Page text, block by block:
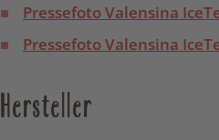
Pressefoto Valensina
Pressefoto Valensina
Hersteller